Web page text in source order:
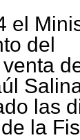
el
del
las
la